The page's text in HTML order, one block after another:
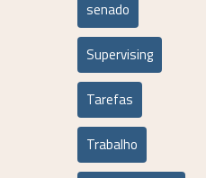
senado
Supervising
Tarefas
Trabalho